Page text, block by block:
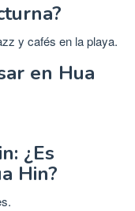
y cafés en la playa.
en Hua
¿Es
Hin?